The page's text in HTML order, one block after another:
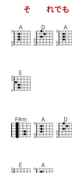
そ れでも
A D A
E
F#m A D
E A